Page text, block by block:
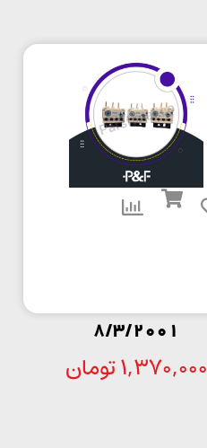
8/3/2001
1,370,000تومان